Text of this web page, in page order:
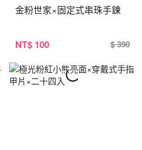
金粉世家×固定式串珠手鍊
NT$ 100 $ 390